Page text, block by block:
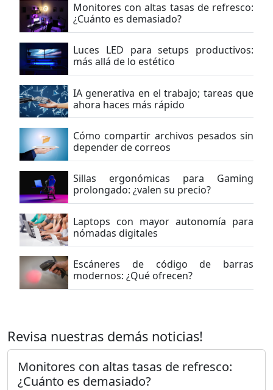
Monitores con altas tasas de refresco:
¿Cuánto es demasiado?
Luces LED para setups productivos:
más allá de lo estético
IA generativa en el trabajo; tareas que
ahora haces más rápido
Cómo compartir archivos pesados sin
depender de correos
Sillas ergonómicas para Gaming
prolongado: ¿valen su precio?
Laptops con mayor autonomía para
nómadas digitales
Escáneres de código de barras
modernos: ¿Qué ofrecen?
Revisa nuestras demás noticias!
Monitores con altas tasas de refresco:
¿Cuánto es demasiado?